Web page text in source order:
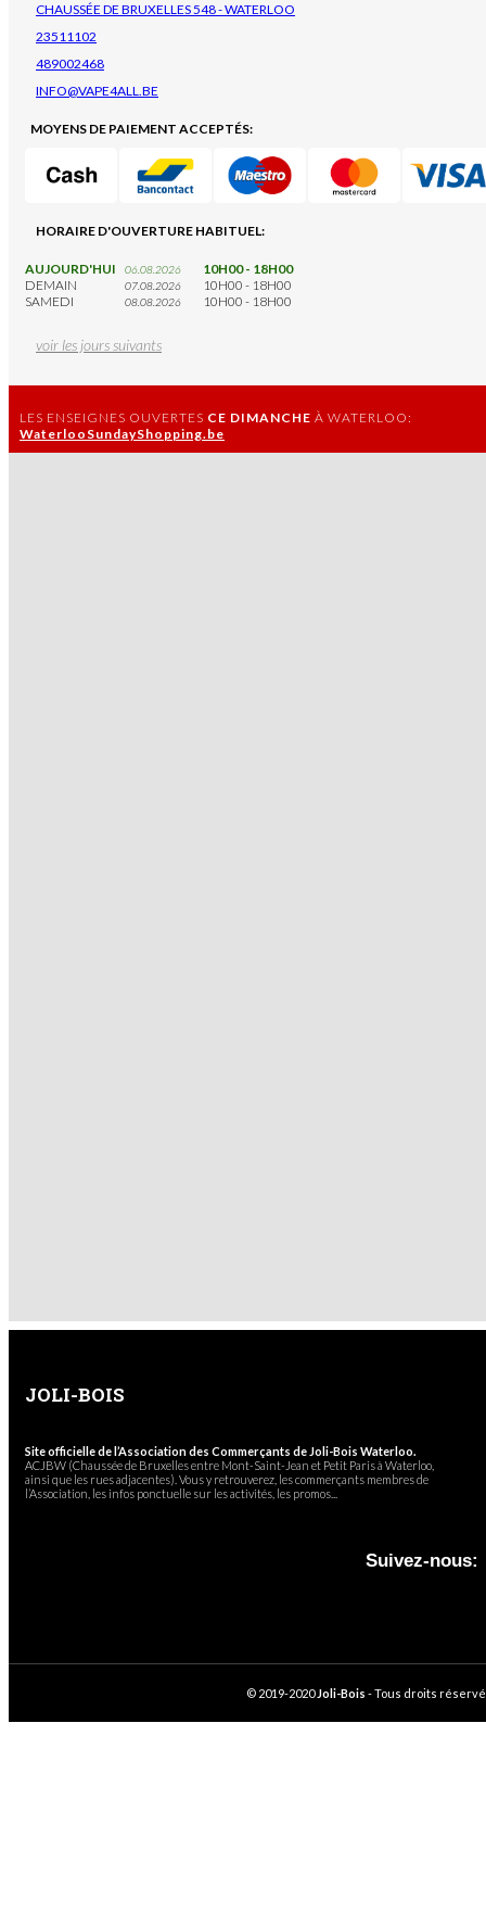
CHAUSSÉE DE BRUXELLES 548 - WATERLOO
23511102
489002468
INFO@VAPE4ALL.BE
MOYENS DE PAIEMENT ACCEPTÉS:
HORAIRE D'OUVERTURE HABITUEL:
AUJOURD'HUI 06.08.2026
10H00 - 18H00
DEMAIN
07.08.2026
10H00 - 18H00
SAMEDI
08.08.2026 10H00 - 18H00
voir les jours suivants
LES ENSEIGNES OUVERTES CE DIMANCHE À WATERLOO:
WaterlooSundayShopping.be
JOLI-BOIS
Site officielle de l’Association des Commerçants de Joli-Bois Waterloo.
ACJBW (Chaussée de Bruxelles entre Mont-Saint-Jean et Petit Paris à Waterloo,
ainsi que les rues adjacentes). Vous y retrouverez, les commerçants membres de
l’Association, les infos ponctuelle sur les activités, les promos...
Suivez-nous:
© 2019-2020Joli-Bois - Tous droits